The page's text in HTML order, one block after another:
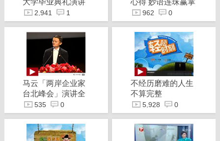
大学毕业典礼演讲
2,941 1
心得 妙语连珠赢掌
声 962 0
马云「两岸企业家
台北峰会」演讲全
程（2014台湾）
535 0
不经历磨难的人生
不算完整
5,928 0